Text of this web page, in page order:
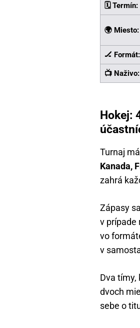
🗓️ Termín:
🌍 Miesto:
🏒 Formát:
📺 Naživo:
Hokej:
Turnaj
Kanada,
zahrá
Zápasy
v prípade
vo
v
Dva tímy,
dvoch
sebe o